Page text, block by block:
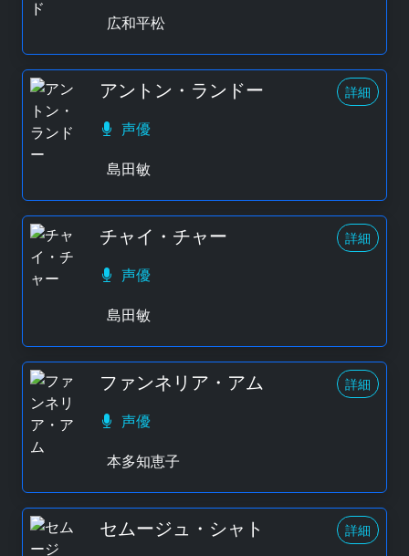
広和平松
アントン・ランドー 詳細
声優
島田敏
チャイ・チャー 詳細
声優
島田敏
ファンネリア・アム 詳細
声優
本多知恵子
セムージュ・シャト 詳細